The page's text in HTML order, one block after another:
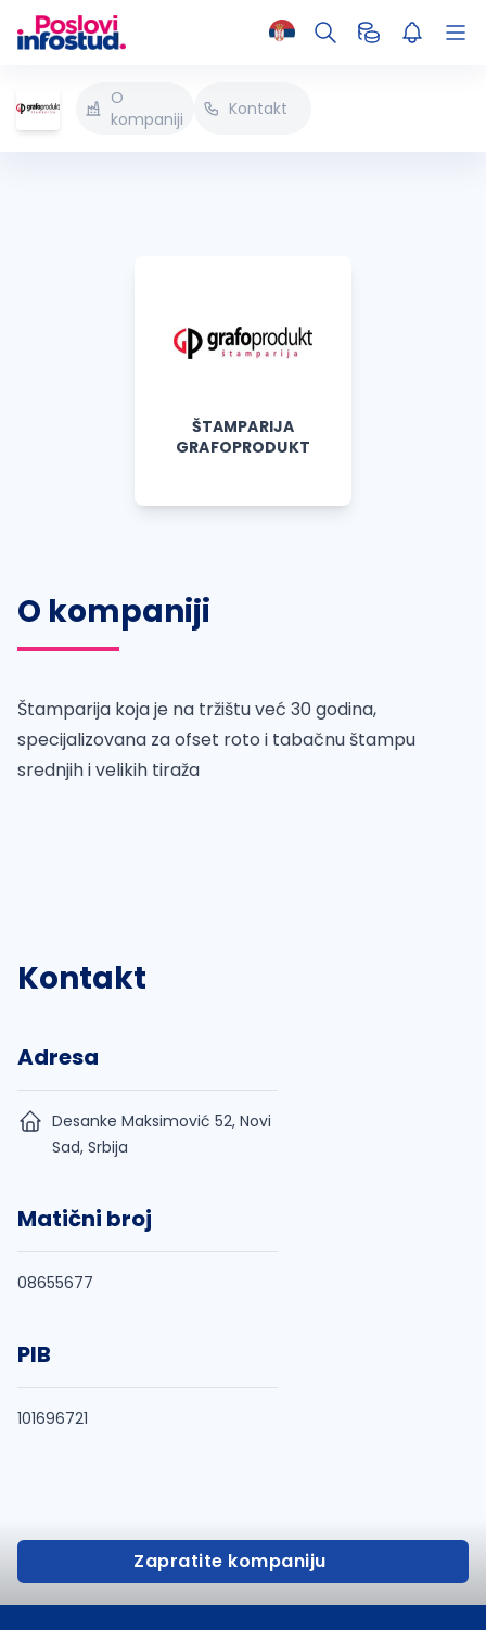
O
kompaniji
Kontakt
ŠTAMPARIJA
GRAFOPRODUKT
O kompaniji
Štamparija koja je na tržištu već 30 godina,
specijalizovana za ofset roto i tabačnu štampu
srednjih i velikih tiraža
Kontakt
Adresa
Desanke Maksimović 52, Novi
Sad, Srbija
Matični broj
08655677
PIB
101696721
Zapratite kompaniju